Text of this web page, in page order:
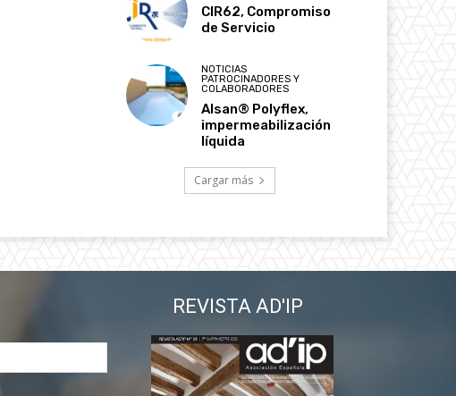
CIR62, Compromiso
de Servicio
NOTICIAS
PATROCINADORES Y
COLABORADORES
Alsan® Polyflex,
impermeabilización
líquida
Cargar más
REVISTA AD'IP